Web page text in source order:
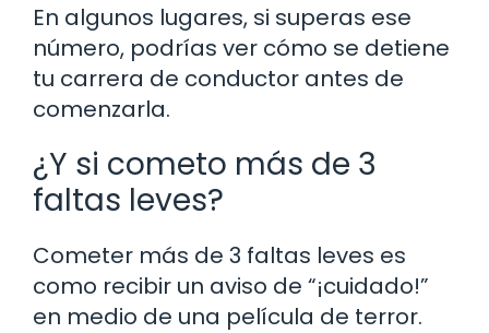
En algunos lugares, si superas ese
número, podrías ver cómo se detiene
tu carrera de conductor antes de
comenzarla.
¿Y si cometo más de 3
faltas leves?
Cometer más de 3 faltas leves es
como recibir un aviso de “¡cuidado!”
en medio de una película de terror.